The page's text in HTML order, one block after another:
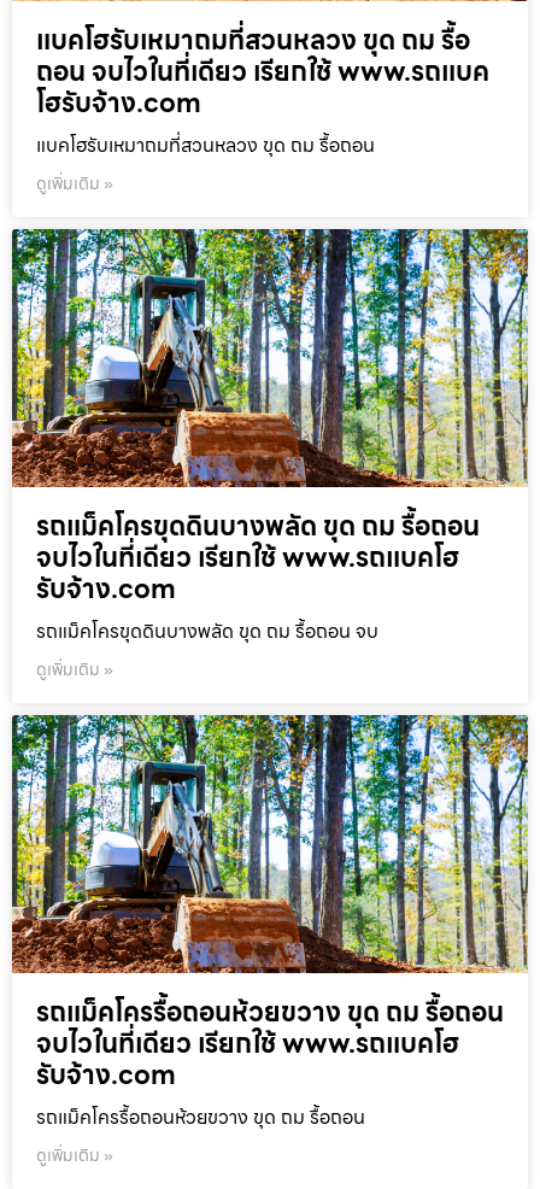
แบคโฮรับเหมาถมที่สวนหลวง ขุด ถม รื้อ
ถอน จบไวในที่เดียว เรียกใช้ www.รถแบค
โฮรับจ้าง.com
แบคโฮรับเหมาถมที่สวนหลวง ขุด ถม รื้อถอน
ดูเพิ่มเติม »
รถแม็คโครขุดดินบางพลัด ขุด ถม รื้อถอน
จบไวในที่เดียว เรียกใช้ www.รถแบคโฮ
รับจ้าง.com
รถแม็คโครขุดดินบางพลัด ขุด ถม รื้อถอน จบ
ดูเพิ่มเติม »
รถแม็คโครรื้อถอนห้วยขวาง ขุด ถม รื้อถอน
จบไวในที่เดียว เรียกใช้ www.รถแบคโฮ
รับจ้าง.com
รถแม็คโครรื้อถอนห้วยขวาง ขุด ถม รื้อถอน
ดูเพิ่มเติม »